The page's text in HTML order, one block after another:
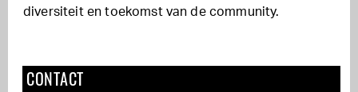
diversiteit en toekomst van de community.
CONTACT